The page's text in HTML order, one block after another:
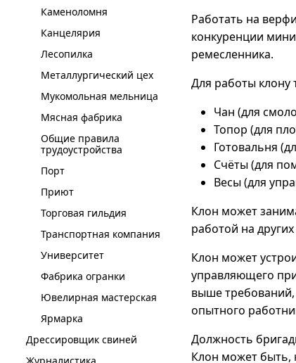
Каменоломня
Канцелярия
Лесопилка
Металлургический цех
Мукомольная мельница
Мясная фабрика
Общие правила
трудоустройства
Порт
Приют
Торговая гильдия
Транспортная компания
Университет
Фабрика огранки
Ювелирная мастерская
Ярмарка
Дрессировщик свиней
Работать на
конкуренции
ремесленника.
Для работы клону
Чан (для
Топор (для
Готовальня
Счёты (для
Весы (для
Клон может
работой на
Клон может
управляющего
выше требований,
опытного
Должность
Клон может быть,